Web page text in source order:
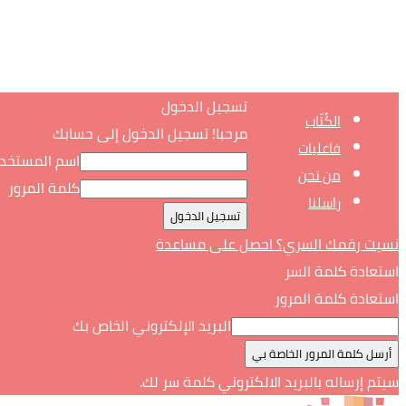
الكُتّاب
فاعليات
من نحن
راسلنا
تسجيل الدخول
مرحبا! تسجيل الدخول إلى حسابك
اسم
كلمة المرور
نسيت رقمك السري؟ احصل على مساعدة
استعادة كلمة السر
استعادة كلمة المرور
البريد الإلكتروني الخاص بك
سيتم إرساله بالبريد الالكتروني كلمة سر لك.